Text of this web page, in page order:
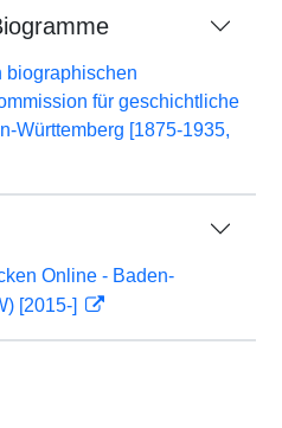
biographischen
für geschichtliche
Württemberg [1875-1935,
Online - Baden-
[2015-]